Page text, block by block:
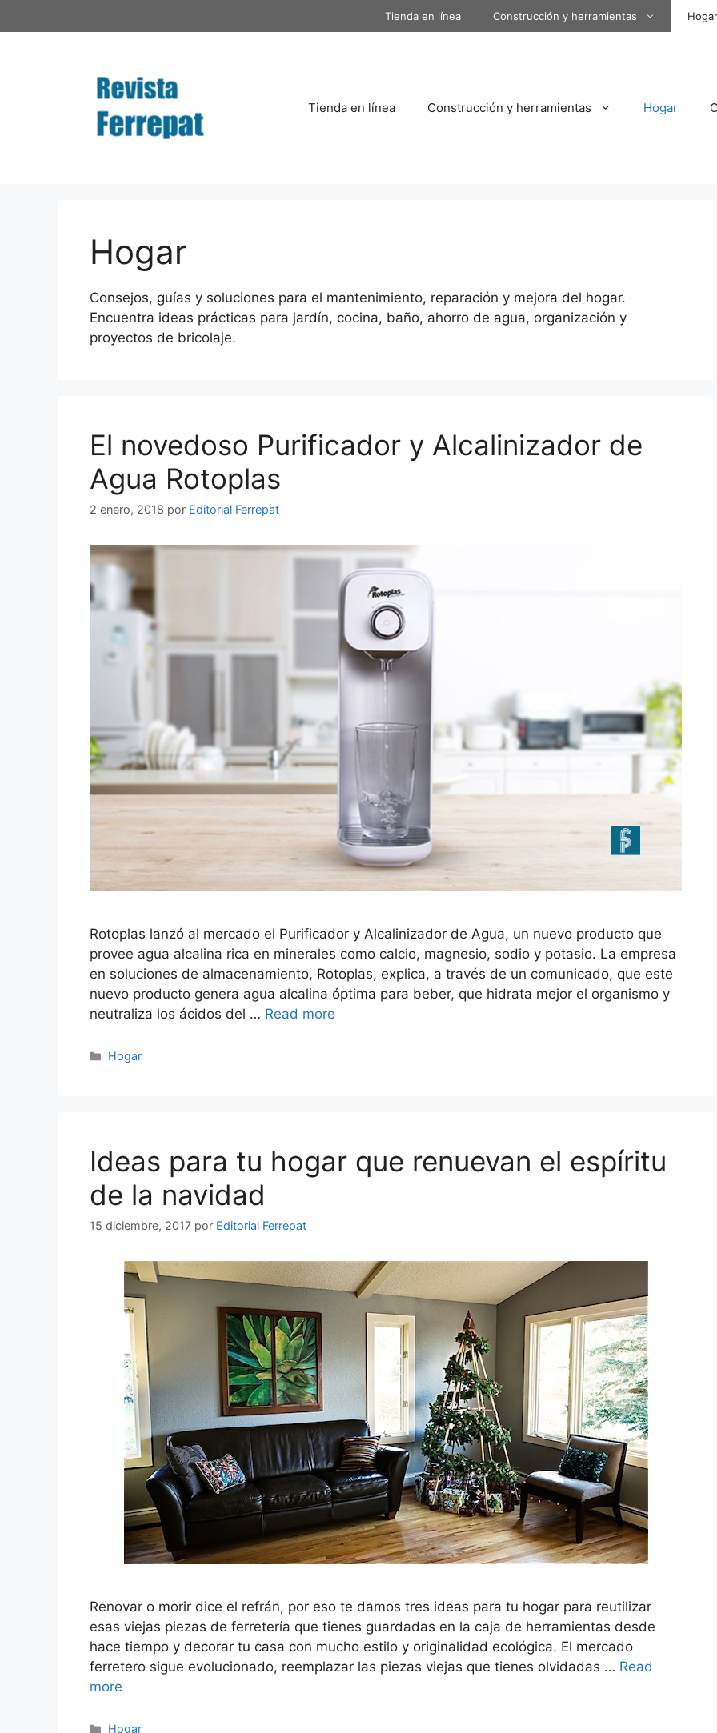
al
Tienda en línea Construcción y herramientas Hogar
Tienda en línea Construcción y herramientas Hogar
Hogar
Consejos, guías y soluciones para el mantenimiento, reparación y mejora del hogar.
Encuentra ideas prácticas para jardín, cocina, baño, ahorro de agua, organización y
proyectos de bricolaje.
El novedoso Purificador y Alcalinizador de
Agua Rotoplas
2 enero, 2018 por Editorial Ferrepat
Rotoplas lanzó al mercado el Purificador y Alcalinizador de Agua, un nuevo producto que
provee agua alcalina rica en minerales como calcio, magnesio, sodio y potasio. La empresa
en soluciones de almacenamiento, Rotoplas, explica, a través de un comunicado, que este
nuevo producto genera agua alcalina óptima para beber, que hidrata mejor el organismo y
neutraliza los ácidos del … Read more
Categorías
Hogar
Ideas para tu hogar que renuevan el espíritu
de la navidad
15 diciembre, 2017 por Editorial Ferrepat
Renovar o morir dice el refrán, por eso te damos tres ideas para tu hogar para reutilizar
esas viejas piezas de ferretería que tienes guardadas en la caja de herramientas desde
hace tiempo y decorar tu casa con mucho estilo y originalidad ecológica. El mercado
ferretero sigue evolucionado, reemplazar las piezas viejas que tienes olvidadas … Read
more
Categorías
Hogar